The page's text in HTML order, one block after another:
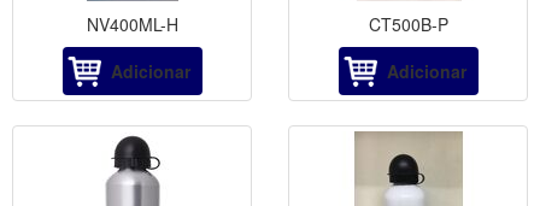
NV400ML-H
Adicionar
CT500B-P
Adicionar